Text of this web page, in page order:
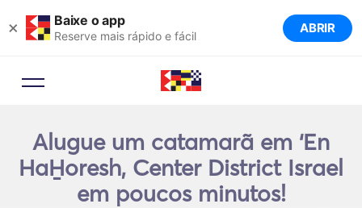
× Baixe o app
Reserve mais rápido e fácil ABRIR
Alugue um catamarã em ‘En
HaH̱oresh, Center District Israel
em poucos minutos!